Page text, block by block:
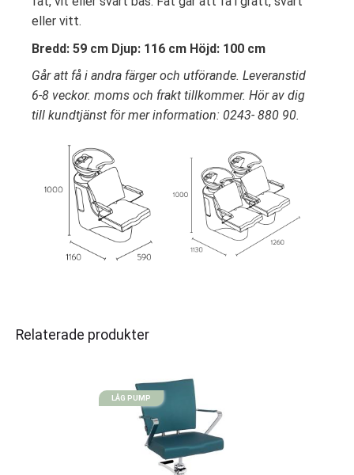
eller vitt.
Bredd: 59 cm Djup: 116 cm Höjd: 100 cm
Går att få i andra färger och utförande. Leveranstid
6-8 veckor. moms och frakt tillkommer. Hör av dig
till kundtjänst för mer information: 0243- 880 90.
Relaterade produkter
LÅG PUMP